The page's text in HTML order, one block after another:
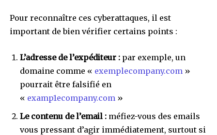
Pour reconnaître ces cyberattaques, il est
important de bien vérifier certains points :
L’adresse de l’expéditeur : par exemple, un
domaine comme « exemplecompany.com »
pourrait être falsifié en
« examp1ecompany.com »
Le contenu de l’email : méfiez-vous des emails
vous pressant d’agir immédiatement, surtout si